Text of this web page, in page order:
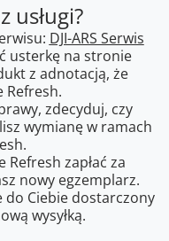
usługi?
DJI-ARS Serwis
usterkę na stronie
z adnotacją, że
Refresh.
zdecyduj, czy
wymianę w ramach
Refresh zapłać za
nowy egzemplarz.
Ciebie dostarczony
wysyłką.